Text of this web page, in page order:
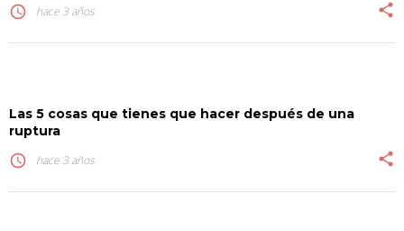
access_time hace 3 años share
Las 5 cosas que tienes que hacer después de una
ruptura
access_time hace 3 años share